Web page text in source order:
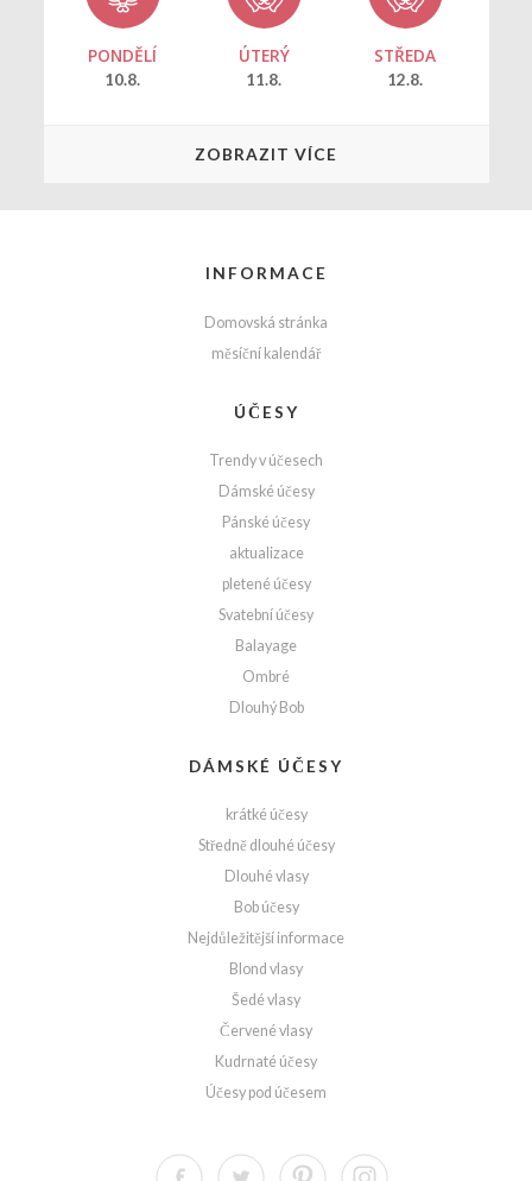
PONDĚLÍ
10.8.
ÚTERÝ
11.8.
STŘEDA
12.8.
ZOBRAZIT VÍCE
INFORMACE
Domovská stránka
měsíční kalendář
ÚČESY
Trendy v účesech
Dámské účesy
Pánské účesy
aktualizace
pletené účesy
Svatební účesy
Balayage
Ombré
Dlouhý Bob
DÁMSKÉ ÚČESY
krátké účesy
Středně dlouhé účesy
Dlouhé vlasy
Bob účesy
Nejdůležitější informace
Blond vlasy
Šedé vlasy
Červené vlasy
Kudrnaté účesy
Účesy pod účesem